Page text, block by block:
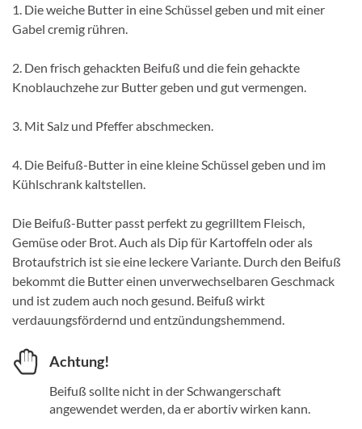
1. Die weiche Butter in eine Schüssel geben und mit einer
Gabel cremig rühren.
2. Den frisch gehackten Beifuß und die fein gehackte
Knoblauchzehe zur Butter geben und gut vermengen.
3. Mit Salz und Pfeffer abschmecken.
4. Die Beifuß-Butter in eine kleine Schüssel geben und im
Kühlschrank kaltstellen.
Die Beifuß-Butter passt perfekt zu gegrilltem Fleisch,
Gemüse oder Brot. Auch als Dip für Kartoffeln oder als
Brotaufstrich ist sie eine leckere Variante. Durch den Beifuß
bekommt die Butter einen unverwechselbaren Geschmack
und ist zudem auch noch gesund. Beifuß wirkt
verdauungsfördernd und entzündungshemmend.
Achtung!
Beifuß sollte nicht in der Schwangerschaft
angewendet werden, da er abortiv wirken kann.